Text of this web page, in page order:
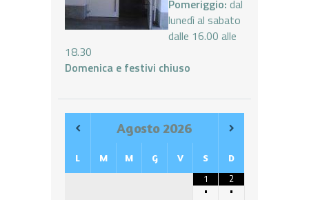
Pomeriggio: dal
lunedì al sabato
dalle 16.00 alle
18.30
Domenica e festivi chiuso
Agosto 2026
L M M G V S D
1
•
2
•